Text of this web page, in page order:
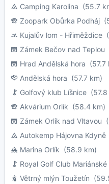
Camping Karolina (55.7
Zoopark Obůrka Podháj
Kujalův lom - Hřiměždice
Zámek Bečov nad Teplou
Hrad Andělská hora (57.7
Andělská hora (57.7 km)
Golfový klub Líšnice
Akvárium Orlík (58.4 km)
Zámek Orlík nad Vltavou
Autokemp Hájovna Kdyně
Marina Orlík (58.9 km)
Royal Golf Club Mariánské
Větrný mlýn Toužetín